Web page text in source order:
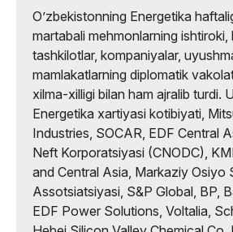
Oʼzbekistonning Energetika
martabali mehmonlarning ishtiroki,
tashkilotlar, kompaniyalar,
mamlakatlarning diplomatik
xilma-xilligi bilan ham ajralib turdi.
Energetika xartiyasi kotibiyati,
Industries, SOCAR, EDF Central
Neft Korporatsiyasi (CNODC),
and Central Asia, Markaziy Osiyo
Assotsiatsiyasi, S&P Global, BP,
EDF Power Solutions, Voltalia,